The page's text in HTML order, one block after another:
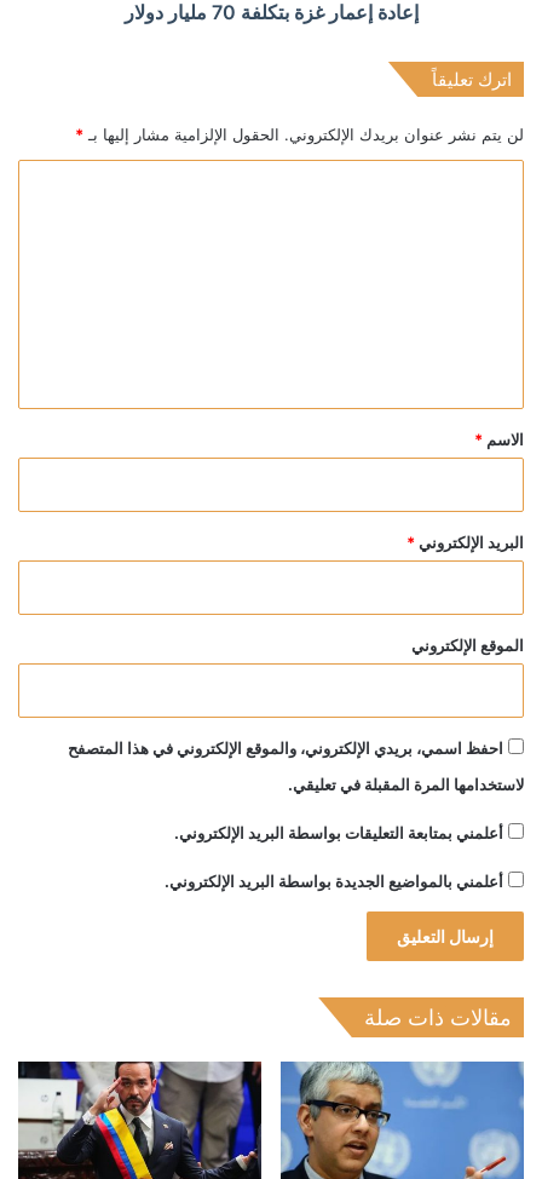
إعادة إعمار غزة بتكلفة 70 مليار دولار
اترك تعليقاً
لن يتم نشر عنوان بريدك الإلكتروني. الحقول الإلزامية مشار إليها بـ *
*
الاسم *
البريد الإلكتروني *
الموقع الإلكتروني
احفظ اسمي، بريدي الإلكتروني، والموقع الإلكتروني في هذا المتصفح
لاستخدامها المرة المقبلة في تعليقي.
أعلمني بمتابعة التعليقات بواسطة البريد الإلكتروني.
أعلمني بالمواضيع الجديدة بواسطة البريد الإلكتروني.
مقالات ذات صلة